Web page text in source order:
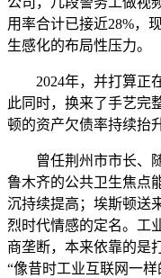
用率合计已接近28%，
生感化的布局性压力。
2024年，并打算正在
此同时，换来了手艺完
顿的资产欠债率持续抬升
曾任荆州市市长、随
鲁木齐的公共卫生焦点
沉持续提高；埃斯顿送
烈时代情感的定名。工
商垄断，本来依靠的是
“像昔时工业互联网一